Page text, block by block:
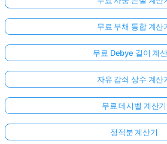
무료 부채 통합 계산
무료 Debye 길이 계
자유 감쇠 상수 계산
무료 데시벨 계산기
정적분 계산기